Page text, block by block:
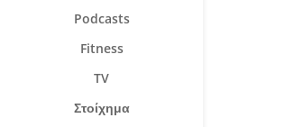
Podcasts
Fitness
TV
Στοίχημα